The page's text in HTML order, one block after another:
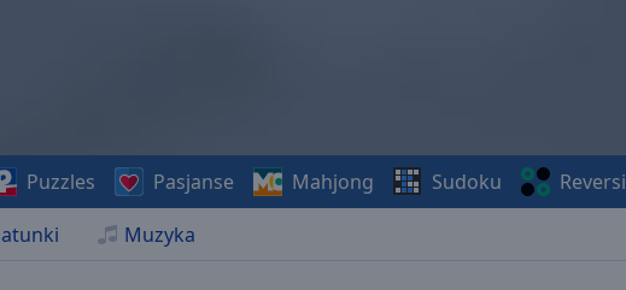
Muzyka
Puzzles Pasjanse Mahjong Sudoku Reversi